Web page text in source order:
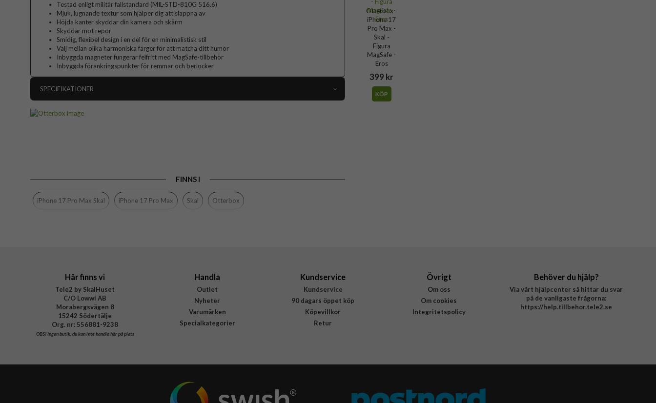
Otterbox -
iPhone 17
Pro Max -
Skal -
Figura
MagSafe -
Eros
399 kr
KÖP
Testad enligt militär fallstandard (MIL-STD-810G 516.6)
Mjuk, lugnande textur som hjälper dig att slappna av
Höjda kanter skyddar din kamera och skärm
Skyddar mot repor
Smidig, flexibel design i en del för en minimalistisk stil
Välj mellan olika harmoniska färger för att matcha ditt humör
Inbyggda magneter fungerar felfritt med MagSafe-tillbehör
Inbyggda förankringspunkter för remmar och berlocker
SPECIFIKATIONER
Varumärke
FINNS I
iPhone 17 Pro Max Skal iPhone 17 Pro Max Skal Otterbox
Här finns vi
Tele2 by SkalHuset
C/O Lowwi AB
Morabergsvägen 8
15242 Södertälje
Org. nr: 556881-9238
OBS!Ingen butik, du kan inte handla här på plats
Handla
Outlet
Nyheter
Varumärken
Specialkategorier
Kundservice
Kundservice
90 dagars öppet köp
Köpevillkor
Retur
Övrigt
Om oss
Om cookies
Integritetspolicy
Behöver du hjälp?
Via vårt hjälpcenter så hittar du svar
på de vanligaste frågorna:
https://help.tillbehor.tele2.se